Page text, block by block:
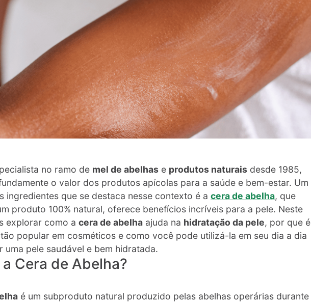
no ramo de mel de abelhas e produtos naturais desde 1985,
o valor dos produtos apícolas para a saúde e bem-estar. Um
ingredientes que se destaca nesse contexto é a cera de abelha, que
produto 100% natural, oferece benefícios incríveis para a pele. Neste
explorar como a cera de abelha ajuda na hidratação da pele, por que é
popular em cosméticos e como você pode utilizá-la em seu dia a dia
uma pele saudável e bem hidratada.
a Cera de Abelha?
é um subproduto natural produzido pelas abelhas operárias durante